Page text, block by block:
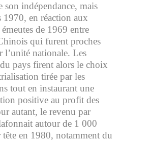
son indépendance, mais
1970, en réaction aux
émeutes de 1969 entre
qui furent proches
l’unité nationale. Les
pays firent alors le choix
tirée par les
tout en instaurant une
positive au profit des
autant, le revenu par
autour de 1 000
tête en 1980, notamment du